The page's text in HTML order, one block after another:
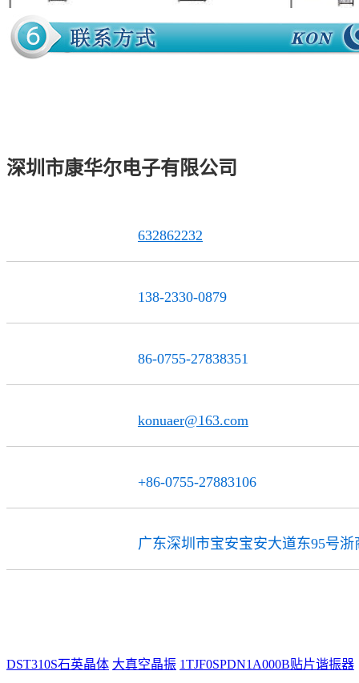
深圳市康华尔电子有限公司
632862232
138-2330-0879
86-0755-27838351
konuaer@163.com
+86-0755-27883106
广东深圳市宝安宝安大道东95号浙
DST310S石英晶体 大真空晶振 1TJF0SPDN1A000B贴片谐振器